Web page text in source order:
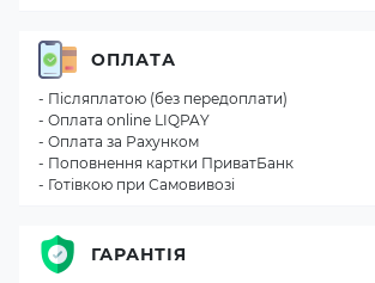
ОПЛАТА
- Післяплатою (без передоплати)
- Оплата online LIQPAY
- Оплата за Рахунком
- Поповнення картки ПриватБанк
- Готівкою при Самовивозі
ГАРАНТІЯ